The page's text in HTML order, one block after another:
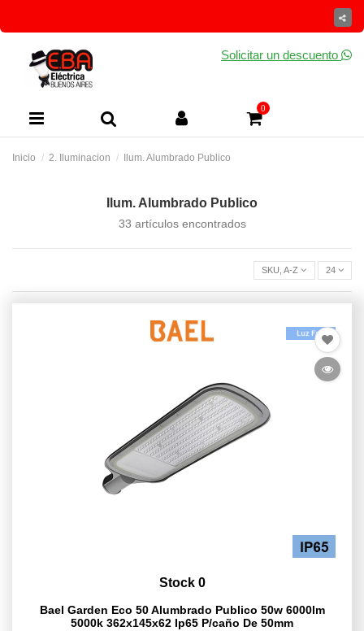
Solicitar un descuento
0
Inicio 2. Iluminacion Ilum. Alumbrado Publico
Ilum. Alumbrado Publico
33 artículos encontrados
SKU, A-Z
Stock 0
Bael Garden Eco 50 Alumbrado Publico 50w 6000lm
5000k 362x145x62 Ip65 P/caño De 50mm